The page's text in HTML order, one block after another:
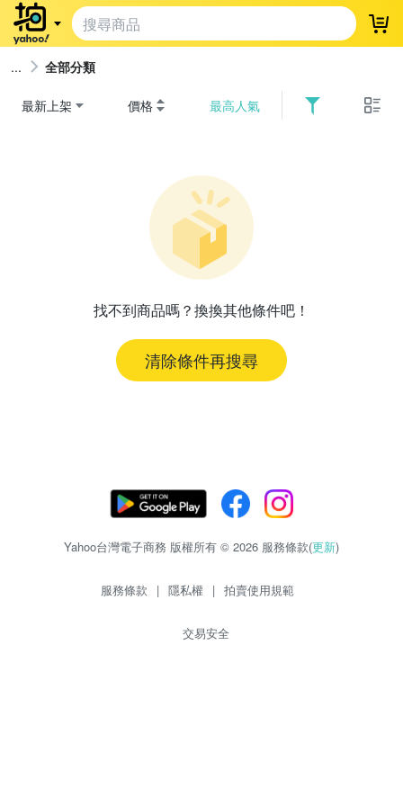
登
全部分類
最新上架 價格 最高人氣
找不到商品嗎？換換其他條件吧！
清除條件再搜尋
Yahoo台灣電子商務 版權所有 © 2026 服務條款(更新)
服務條款 | 隱私權 | 拍賣使用規範
交易安全